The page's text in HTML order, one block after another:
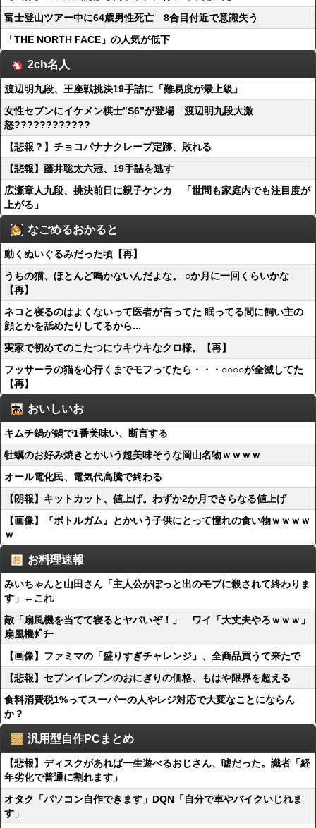
富士登山ツアー中に64歳男性死亡 8合目付近で意識失う
「THE NORTH FACE」の人気が低下
2ch名人
渡辺明九段、王座戦挑決19手詰に「難易度が最上級」
女性セブンにイケメン棋士”S6”が登場 渡辺明九段大激
怒????????????
【悲報？】チョコバナナクレープ定跡、敗れる
【悲報】藤井聡太六冠、19手詰を逃す
広瀬章人九段、挑決前日に親子ケンカ 「世間も家庭内でも注目度が
上がる」
なごめるおかると
動くぬいぐるみだった頃【再】
うちの猫、ほとんど鳴かないんだよな。 ○か月に一回くらいかな
【再】
ネコと寝るのはよくないって医者が言ってた 眠ってる間に飼い主の
顔とかを舐めたりしてるから...
実家で初めてのこたつにウキウキなクロ様。【再】
フッサーラの猫を心行くまでモフってたら・・・○○○○が全滅してた
【再】
おいしいお
キムチ鍋が鍋で1番美味い、断言する
牡蠣のお好み焼きとかいう超美味そうな岡山名物ｗｗｗｗ
オール電化民、電気代高騰で終わる
【朗報】キットカット、値上げ。わずか2か月でさらなる値上げ
【画像】『ボトルガム』とかいう子供にとって憧れの食い物ｗｗｗｗ
ｗ
お料理速報
みいちゃんと山田さん「主人公がぽっと出のモブに殺されて終わりま
す」←これ
敵「扇風機を当てて寝るとヤバいぞ！」 ワイ「大丈夫やろｗｗｗ」
扇風機ﾎﾟﾁｰ
【画像】ファミマの「盛りすぎチャレンジ」、全商品買うて来たで
【悲報】セブンイレブンのおにぎりの価格、もはや限界を超える
食料消費税1%ってスーパーの人やレジ対応で大変なことにならん
か？
汎用型自作PCまとめ
【悲報】ディスクがあれば一生遊べるおじさん、嘘だった。識者「経
年劣化で普通に割れます」
オタク「パソコン自作できます」DQN「自分で車やバイクいじれま
す」